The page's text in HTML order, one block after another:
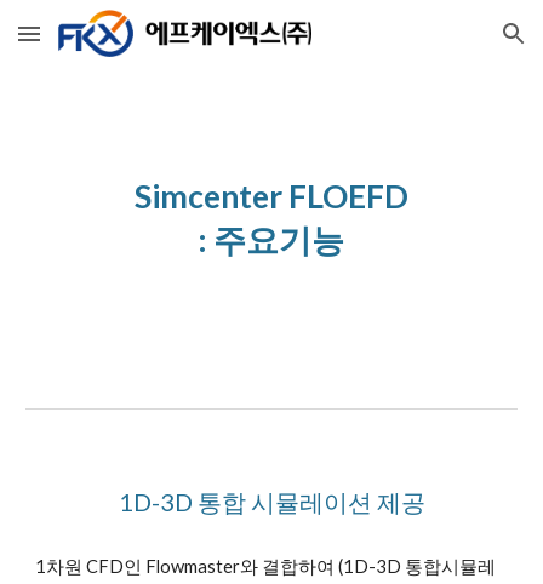
Skip to main content Skip to navigation
Simcenter FLOEFD
: 주요기능
1D-3D 통합 시뮬레이션 제공
1차원 CFD인 Flowmaster와 결합하여 (1D-3D 통합시뮬레